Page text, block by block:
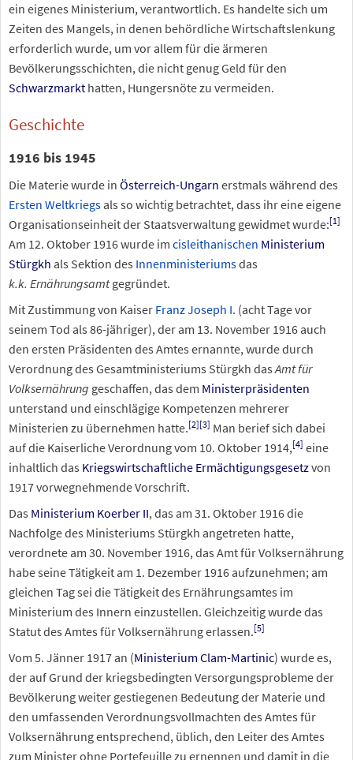
ein eigenes Ministerium, verantwortlich. Es handelte sich um
Zeiten des Mangels, in denen behördliche Wirtschaftslenkung
erforderlich wurde, um vor allem für die ärmeren
Bevölkerungsschichten, die nicht genug Geld für den
Schwarzmarkt hatten, Hungersnöte zu vermeiden.
Geschichte
1916 bis 1945
Die Materie wurde in Österreich-Ungarn erstmals während des
Ersten Weltkriegs als so wichtig betrachtet, dass ihr eine eigene
Organisationseinheit der Staatsverwaltung gewidmet wurde:[1]
Am 12. Oktober 1916 wurde im cisleithanischen Ministerium
Stürgkh als Sektion des Innenministeriumsdas
k.k. Ernährungsamtgegründet.
Mit Zustimmung von Kaiser Franz Joseph I. (acht Tage vor
seinem Tod als 86-jähriger), der am 13. November 1916 auch
den ersten Präsidenten des Amtes ernannte, wurde durch
Verordnung des Gesamtministeriums Stürgkh das Amt für
Volksernährung geschaffen, das dem Ministerpräsidenten
unterstand und einschlägige Kompetenzen mehrerer
Ministerien zu übernehmen hatte.[2][3] Man berief sich dabei
auf die Kaiserliche Verordnung vom 10. Oktober 1914,[4] eine
inhaltlich das Kriegswirtschaftliche Ermächtigungsgesetzvon
1917 vorwegnehmende Vorschrift.
Das Ministerium Koerber II, das am 31. Oktober 1916 die
Nachfolge des Ministeriums Stürgkh angetreten hatte,
verordnete am 30. November 1916, das Amt für Volksernährung
habe seine Tätigkeit am 1. Dezember 1916 aufzunehmen; am
gleichen Tag sei die Tätigkeit des Ernährungsamtes im
Ministerium des Innern einzustellen. Gleichzeitig wurde das
Statut des Amtes für Volksernährung erlassen.[5]
Vom 5. Jänner 1917 an (Ministerium Clam-Martinic) wurde es,
der auf Grund der kriegsbedingten Versorgungsprobleme der
Bevölkerung weiter gestiegenen Bedeutung der Materie und
den umfassenden Verordnungsvollmachten des Amtes für
Volksernährung entsprechend, üblich, den Leiter des Amtes
zum Minister ohne Portefeuille zu ernennen und damit in die